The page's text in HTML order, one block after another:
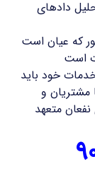
دادهای
که عیان است
است
خود باید
مشتریان و
متعهد